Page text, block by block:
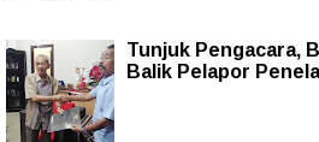
Tunjuk Pengacara,
Balik Pelapor